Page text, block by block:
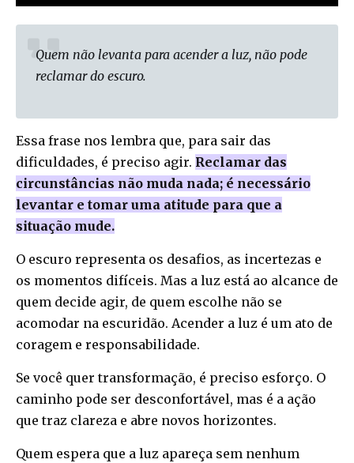
Quem não levanta para acender a luz, não pode
reclamar do escuro.
Essa frase nos lembra que, para sair das
dificuldades, é preciso agir. Reclamar das
circunstâncias não muda nada; é necessário
levantar e tomar uma atitude para que a
situação mude.
O escuro representa os desafios, as incertezas e
os momentos difíceis. Mas a luz está ao alcance de
quem decide agir, de quem escolhe não se
acomodar na escuridão. Acender a luz é um ato de
coragem e responsabilidade.
Se você quer transformação, é preciso esforço. O
caminho pode ser desconfortável, mas é a ação
que traz clareza e abre novos horizontes.
Quem espera que a luz apareça sem nenhum